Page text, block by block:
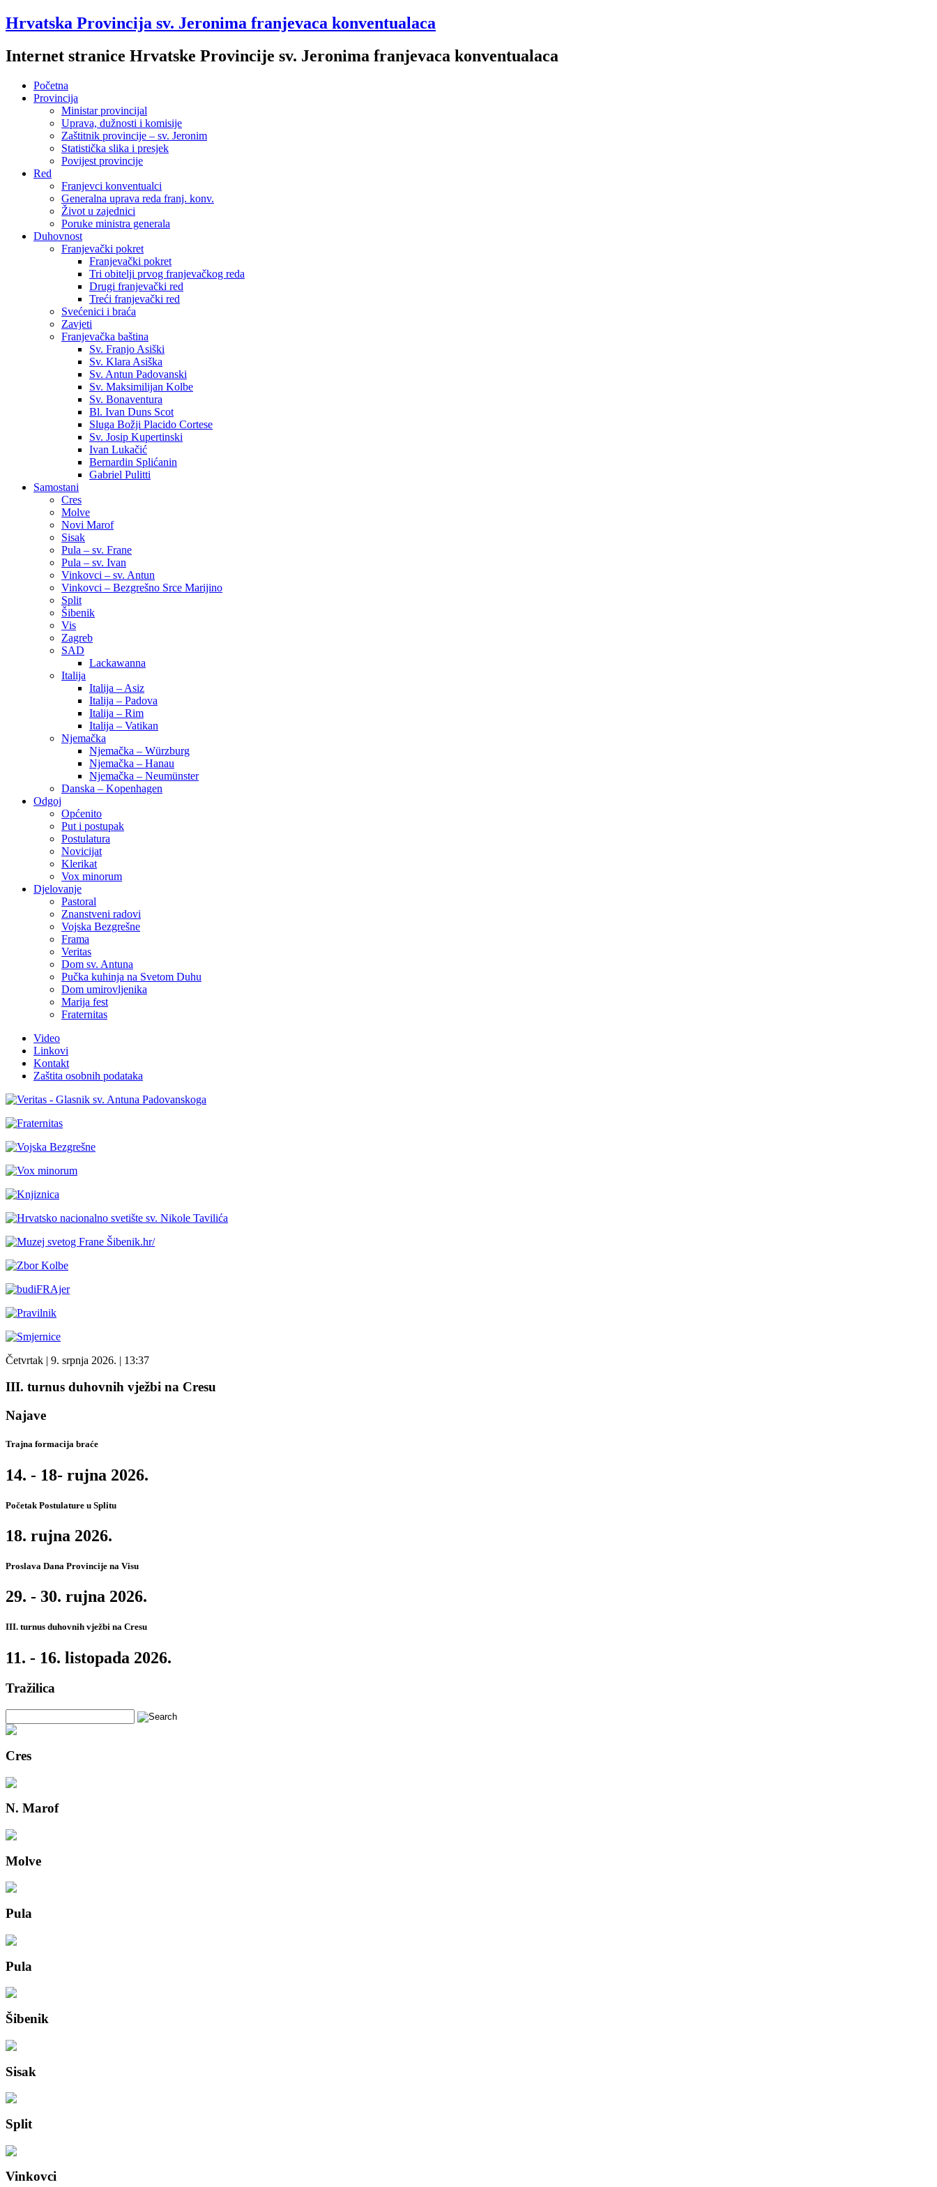
Hrvatska Provincija sv. Jeronima franjevaca konventualaca
Internet stranice Hrvatske Provincije sv. Jeronima franjevaca konventualaca
Početna
Provincija
Ministar provincijal
Uprava, dužnosti i komisije
Zaštitnik provincije – sv. Jeronim
Statistička slika i presjek
Povijest provincije
Red
Franjevci konventualci
Generalna uprava reda franj. konv.
Život u zajednici
Poruke ministra generala
Duhovnost
Franjevački pokret
Franjevački pokret
Tri obitelji prvog franjevačkog reda
Drugi franjevački red
Treći franjevački red
Svećenici i braća
Zavjeti
Franjevačka baština
Sv. Franjo Asiški
Sv. Klara Asiška
Sv. Antun Padovanski
Sv. Maksimilijan Kolbe
Sv. Bonaventura
Bl. Ivan Duns Scot
Sluga Božji Placido Cortese
Sv. Josip Kupertinski
Ivan Lukačić
Bernardin Splićanin
Gabriel Pulitti
Samostani
Cres
Molve
Novi Marof
Sisak
Pula – sv. Frane
Pula – sv. Ivan
Vinkovci – sv. Antun
Vinkovci – Bezgrešno Srce Marijino
Split
Šibenik
Vis
Zagreb
SAD
Lackawanna
Italija
Italija – Asiz
Italija – Padova
Italija – Rim
Italija – Vatikan
Njemačka
Njemačka – Würzburg
Njemačka – Hanau
Njemačka – Neumünster
Danska – Kopenhagen
Odgoj
Općenito
Put i postupak
Postulatura
Novicijat
Klerikat
Vox minorum
Djelovanje
Pastoral
Znanstveni radovi
Vojska Bezgrešne
Frama
Veritas
Dom sv. Antuna
Pučka kuhinja na Svetom Duhu
Dom umirovljenika
Marija fest
Fraternitas
Video
Linkovi
Kontakt
Zaštita osobnih podataka
Četvrtak | 9. srpnja 2026. | 13:37
III. turnus duhovnih vježbi na Cresu
Najave
Trajna formacija braće
14. - 18- rujna 2026.
Početak Postulature u Splitu
18. rujna 2026.
Proslava Dana Provincije na Visu
29. - 30. rujna 2026.
III. turnus duhovnih vježbi na Cresu
11. - 16. listopada 2026.
Tražilica
Cres
N. Marof
Molve
Pula
Pula
Šibenik
Sisak
Split
Vinkovci